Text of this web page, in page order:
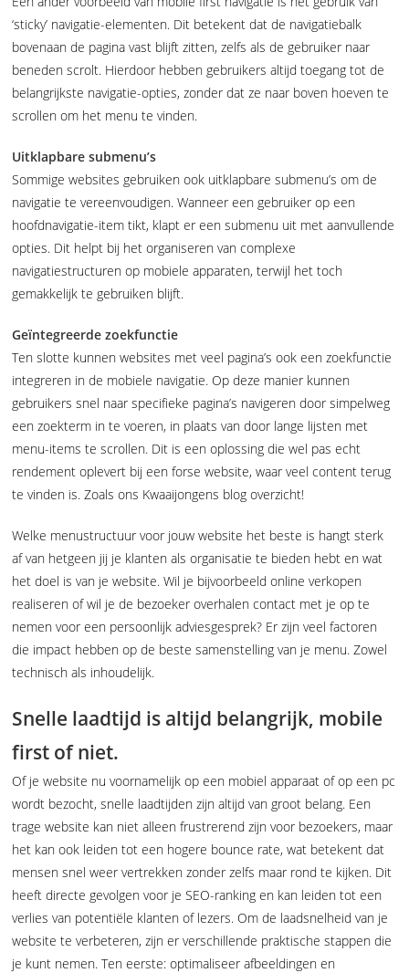
‘sticky’ navigatie-elementen. Dit betekent dat de navigatiebalk
bovenaan de pagina vast blijft zitten, zelfs als de gebruiker naar
beneden scrolt. Hierdoor hebben gebruikers altijd toegang tot de
belangrijkste navigatie-opties, zonder dat ze naar boven hoeven te
scrollen om het menu te vinden.
Uitklapbare submenu’s
Sommige websites gebruiken ook uitklapbare submenu’s om de
navigatie te vereenvoudigen. Wanneer een gebruiker op een
hoofdnavigatie-item tikt, klapt er een submenu uit met aanvullende
opties. Dit helpt bij het organiseren van complexe
navigatiestructuren op mobiele apparaten, terwijl het toch
gemakkelijk te gebruiken blijft.
Geïntegreerde zoekfunctie
Ten slotte kunnen websites met veel pagina’s ook een zoekfunctie
integreren in de mobiele navigatie. Op deze manier kunnen
gebruikers snel naar specifieke pagina’s navigeren door simpelweg
een zoekterm in te voeren, in plaats van door lange lijsten met
menu-items te scrollen. Dit is een oplossing die wel pas echt
rendement oplevert bij een forse website, waar veel content terug
te vinden is. Zoals ons Kwaaijongens blog overzicht!
Welke menustructuur voor jouw website het beste is hangt sterk
af van hetgeen jij je klanten als organisatie te bieden hebt en wat
het doel is van je website. Wil je bijvoorbeeld online verkopen
realiseren of wil je de bezoeker overhalen contact met je op te
nemen voor een persoonlijk adviesgesprek? Er zijn veel factoren
die impact hebben op de beste samenstelling van je menu. Zowel
technisch als inhoudelijk.
Snelle laadtijd is altijd belangrijk, mobile
first of niet.
Of je website nu voornamelijk op een mobiel apparaat of op een pc
wordt bezocht, snelle laadtijden zijn altijd van groot belang. Een
trage website kan niet alleen frustrerend zijn voor bezoekers, maar
het kan ook leiden tot een hogere bounce rate, wat betekent dat
mensen snel weer vertrekken zonder zelfs maar rond te kijken. Dit
heeft directe gevolgen voor je SEO-ranking en kan leiden tot een
verlies van potentiële klanten of lezers. Om de laadsnelheid van je
website te verbeteren, zijn er verschillende praktische stappen die
je kunt nemen. Ten eerste: optimaliseer afbeeldingen en